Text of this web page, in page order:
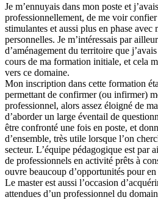
Je m’ennuyais dans mon poste et
professionnellement, de me voir
stimulantes et aussi plus en phase avec
personnelles. Je m’intéressais par
d’aménagement du territoire que
cours de ma formation initiale, et cela
vers ce domaine.
Mon inscription dans cette formation
permettant de confirmer (ou infirmer)
professionnel, alors assez éloigné de
d’aborder un large éventail de
être confronté une fois en poste, et
d’ensemble, très utile lorsque l’on
secteur. L’équipe pédagogique est par
de professionnels en activité prêts à
ouvre beaucoup d’opportunités pour
Le master est aussi l’occasion
attendues d’un professionnel du